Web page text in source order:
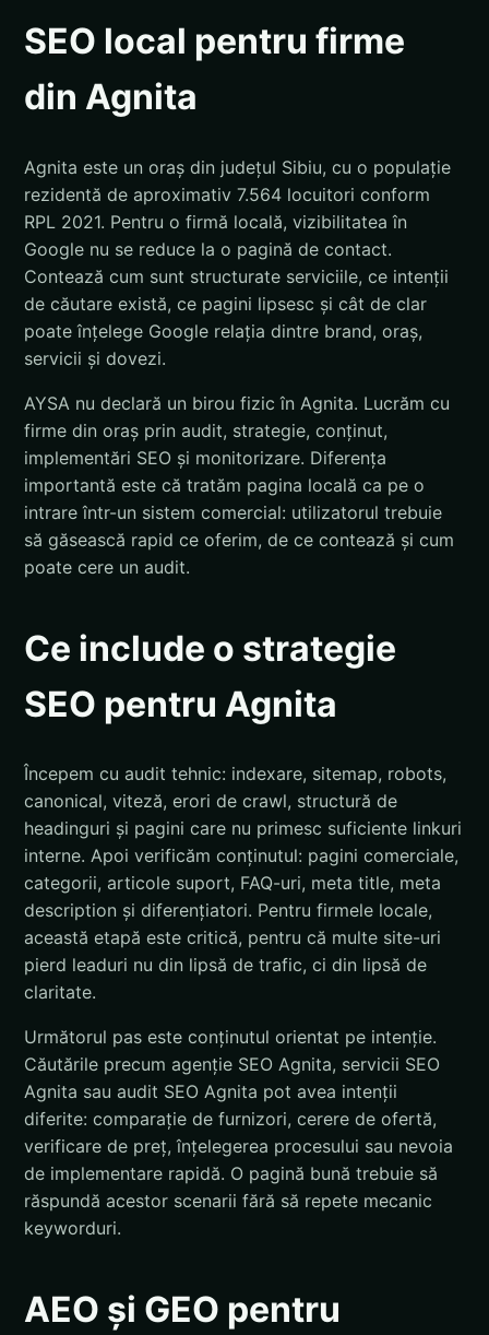
SEO local pentru firme
din Agnita
Agnita este un oraș din județul Sibiu, cu o populație
rezidentă de aproximativ 7.564 locuitori conform
RPL 2021. Pentru o firmă locală, vizibilitatea în
Google nu se reduce la o pagină de contact.
Contează cum sunt structurate serviciile, ce intenții
de căutare există, ce pagini lipsesc și cât de clar
poate înțelege Google relația dintre brand, oraș,
servicii și dovezi.
AYSA nu declară un birou fizic în Agnita. Lucrăm cu
firme din oraș prin audit, strategie, conținut,
implementări SEO și monitorizare. Diferența
importantă este că tratăm pagina locală ca pe o
intrare într-un sistem comercial: utilizatorul trebuie
să găsească rapid ce oferim, de ce contează și cum
poate cere un audit.
Ce include o strategie
SEO pentru Agnita
Începem cu audit tehnic: indexare, sitemap, robots,
canonical, viteză, erori de crawl, structură de
headinguri și pagini care nu primesc suficiente linkuri
interne. Apoi verificăm conținutul: pagini comerciale,
categorii, articole suport, FAQ-uri, meta title, meta
description și diferențiatori. Pentru firmele locale,
această etapă este critică, pentru că multe site-uri
pierd leaduri nu din lipsă de trafic, ci din lipsă de
claritate.
Următorul pas este conținutul orientat pe intenție.
Căutările precum agenție SEO Agnita, servicii SEO
Agnita sau audit SEO Agnita pot avea intenții
diferite: comparație de furnizori, cerere de ofertă,
verificare de preț, înțelegerea procesului sau nevoia
de implementare rapidă. O pagină bună trebuie să
răspundă acestor scenarii fără să repete mecanic
keyworduri.
AEO și GEO pentru